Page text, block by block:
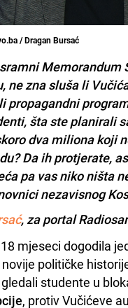
/ Dragan Bursać
Memorandum
ne zna sluša li
propagandni
šta ste planirali
dva miliona koji
Da ih protjerate,
pa vas niko ništa
nezavisnog
, za portal
mjeseci dogodila
političke
studente u
, protiv Vučićeve